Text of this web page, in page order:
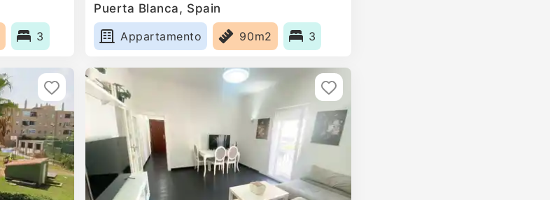
3
Puerta Blanca, Spain
Appartamento
90m2 3